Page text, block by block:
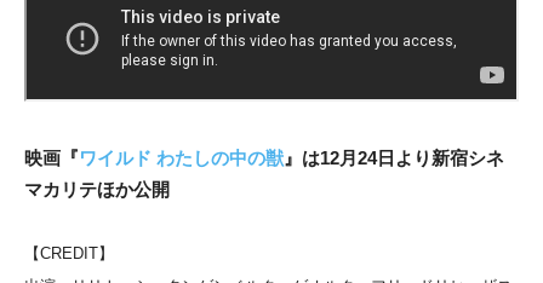
映画『ワイルド わたしの中の獣 』は12月24日より新宿シネ
マカリテほか公開
【CREDIT】